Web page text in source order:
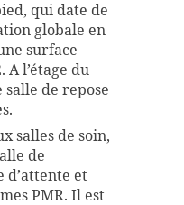
qui date de
globale en
surface
A l’étage du
de repose
salles de soin,
de
d’attente et
PMR. Il est